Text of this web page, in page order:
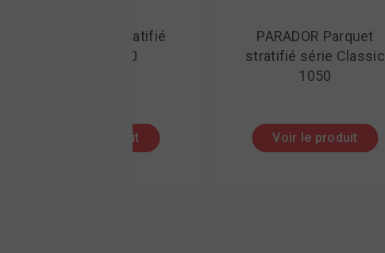
PARADOR Parquet
stratifié série Classic
1050
Voir le produit
MEISTER Sol stratifié
série LD 150
Voir le produit